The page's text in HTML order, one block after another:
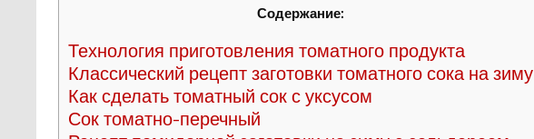
Содержание:
Технология приготовления томатного продукта
Классический рецепт заготовки томатного сока на зиму
Как сделать томатный сок с уксусом
Сок томатно-перечный